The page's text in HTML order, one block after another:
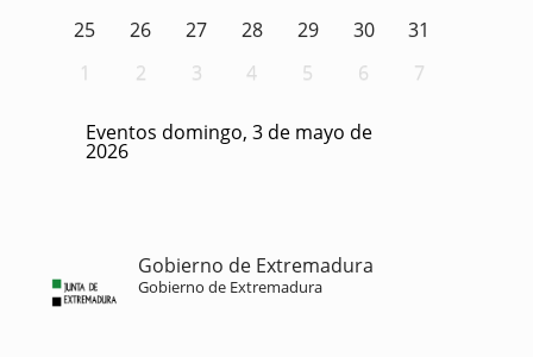
25
26 27 28 29 30
31
1
2 3 4 5 6 7
Eventos domingo, 3 de mayo de
2026
Gobierno de Extremadura
Gobierno de Extremadura